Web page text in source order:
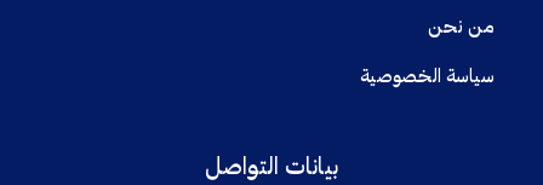
من نحن
سياسة الخصوصية
بيانات التواصل